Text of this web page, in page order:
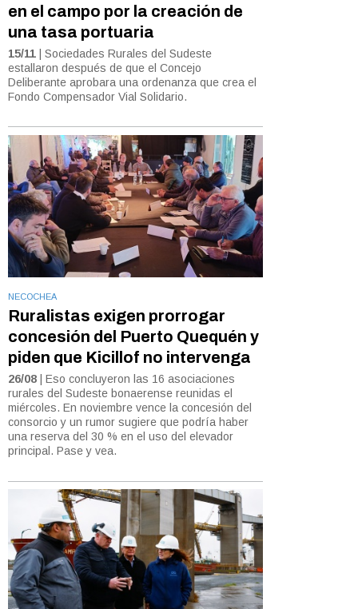
en el campo por la creación de
una tasa portuaria
15/11 | Sociedades Rurales del Sudeste
estallaron después de que el Concejo
Deliberante aprobara una ordenanza que crea el
Fondo Compensador Vial Solidario.
NECOCHEA
Ruralistas exigen prorrogar
concesión del Puerto Quequén y
piden que Kicillof no intervenga
26/08 | Eso concluyeron las 16 asociaciones
rurales del Sudeste bonaerense reunidas el
miércoles. En noviembre vence la concesión del
consorcio y un rumor sugiere que podría haber
una reserva del 30 % en el uso del elevador
principal. Pase y vea.